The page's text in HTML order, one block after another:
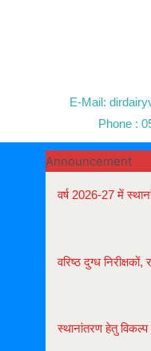
E-Mail:
Phone :
Announcement
वर्ष 2026-27 में
वरिष्ठ दुग्ध
स्थानांतरण हेतु